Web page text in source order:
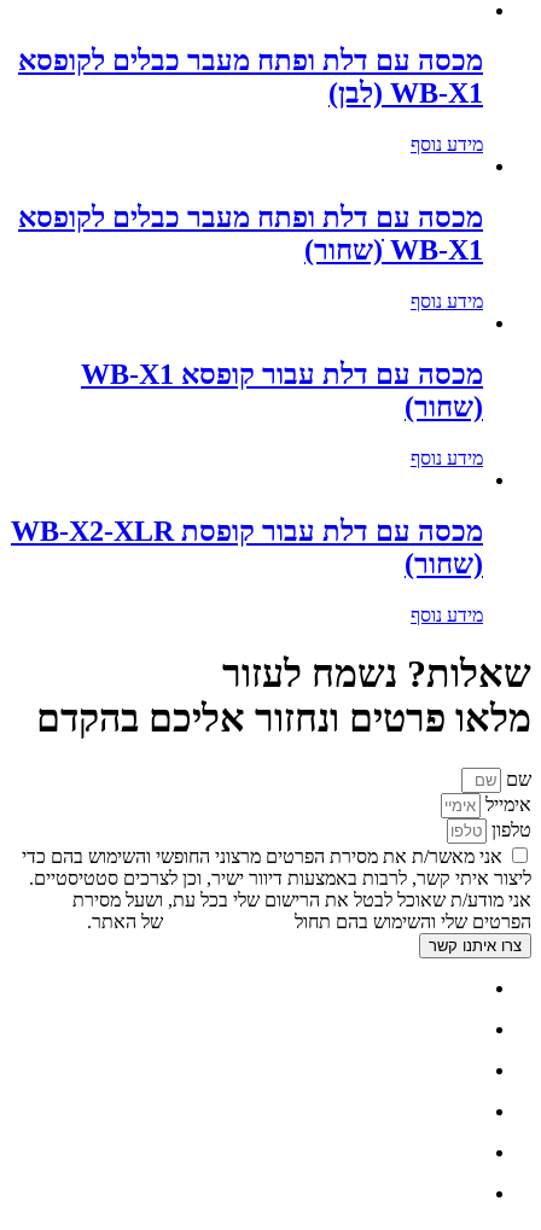
מכסה עם דלת ופתח מעבר כבלים לקופסא
WB-X1 (לבן)
מידע נוסף
מכסה עם דלת ופתח מעבר כבלים לקופסא
WB-X1 ׁ(שחור)
מידע נוסף
מכסה עם דלת עבור קופסא WB-X1
(שחור)
מידע נוסף
מכסה עם דלת עבור קופסת WB-X2-XLR
(שחור)
מידע נוסף
שאלות? נשמח לעזור
מלאו פרטים ונחזור אליכם בהקדם
שם
אימייל
טלפון
אני מאשר/ת את מסירת הפרטים מרצוני החופשי והשימוש בהם כדי
ליצור איתי קשר, לרבות באמצעות דיוור ישיר, וכן לצרכים סטטיסטיים.
אני מודע/ת שאוכל לבטל את הרישום שלי בכל עת, ושעל מסירת
הפרטים שלי והשימוש בהם תחול
של האתר.
צרו איתנו קשר